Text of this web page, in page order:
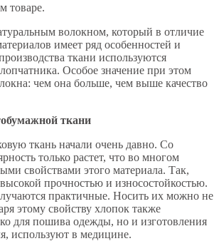
товаре.
волокном, который в отличие
имеет ряд особенностей и
ткани используются
Особое значение при этом
чем она больше, чем выше качество
ткани
ткань начали очень давно. Со
только растет, что во многом
свойствами этого материала. Так,
прочностью и износостойкостью.
практичные. Носить их можно не
этому свойству хлопок также
для пошива одежды, но и изготовления
используют в медицине.